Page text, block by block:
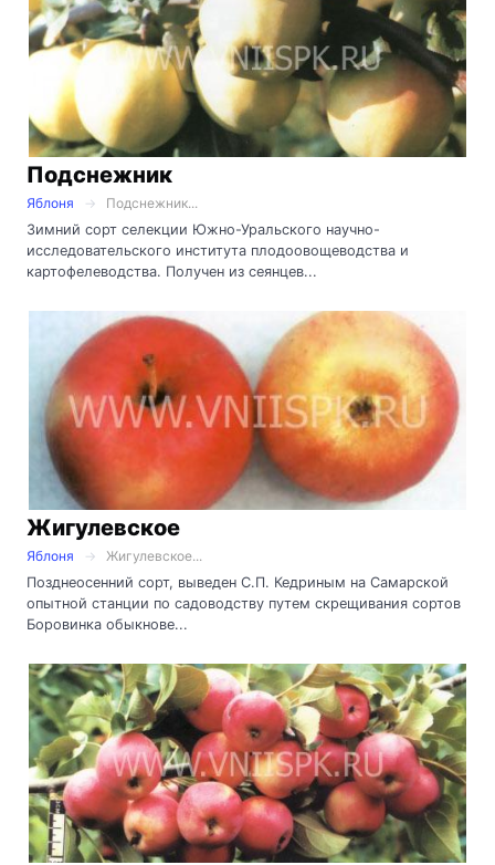
Подснежник
Яблоня
Подснежник...
Зимний сорт селекции Южно-Уральского научно-
исследовательского института плодоовощеводства и
картофелеводства. Получен из сеянцев...
Жигулевское
Яблоня
Жигулевское...
Позднеосенний сорт, выведен С.П. Кедриным на Самарской
опытной станции по садоводству путем скрещивания сортов
Боровинка обыкнове...